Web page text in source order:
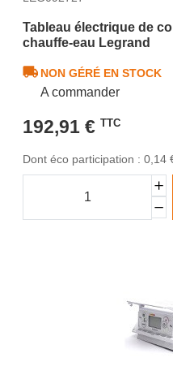
Tableau électrique de
chauffe-eau Legrand
NON GÉRÉ EN STOCK
A commander
192,91 € TTC
Dont éco participation : 0,14